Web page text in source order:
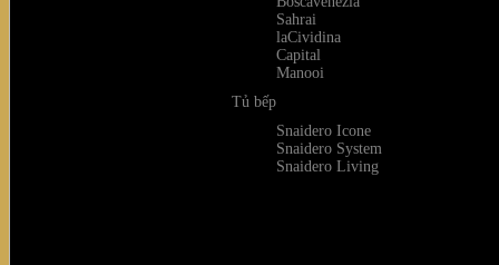
Sahrai
laCividina
Capital
Manooi
Tủ bếp
Snaidero Icone
Snaidero System
Snaidero Living